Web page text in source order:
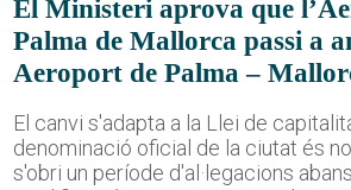
El Ministeri aprova que
Palma de Mallorca passi a
Aeroport de Palma –
El canvi s'adapta a la Llei de
denominació oficial de la ciutat és
s'obri un període d'al·legacions